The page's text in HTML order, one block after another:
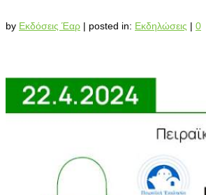
by Εκδόσεις Έαρ | posted in: Εκδηλώσεις | 0